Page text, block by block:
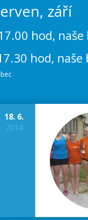
září
hod,
hod,
18. 6.
2014